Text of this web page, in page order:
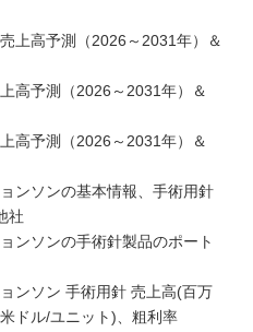
上高予測（2026～2031年）＆
高予測（2026～2031年）＆
高予測（2026～2031年）＆
ンソンの基本情報、手術用針
社
ンソンの手術針製品のポート
ンソン 手術用針 売上高(百万
ドル/ユニット)、粗利率